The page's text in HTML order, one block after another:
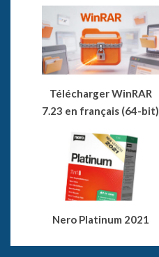
Télécharger WinRAR
7.23 en français (64-bit)
Nero Platinum 2021